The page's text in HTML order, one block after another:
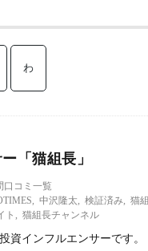
わ
「猫組長」
口コミ一覧
中沢隆太 検証済み 猫
ト 猫組長チャンネル
資インフルエンサーです。